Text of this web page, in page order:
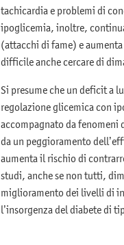
tachicardia e problemi di
ipoglicemia, inoltre,
(attacchi di fame) e
difficile anche cercare di
Si presume che un deficit a
regolazione glicemica con
accompagnato da
da un peggioramento
aumenta il rischio di
studi, anche se non tutti,
miglioramento dei livelli di
l’insorgenza del diabete di